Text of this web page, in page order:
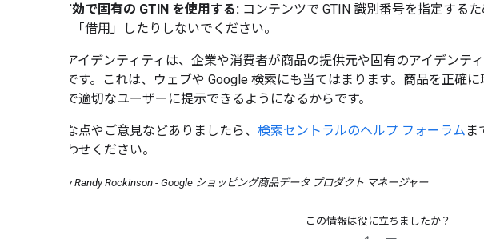
有効で固有の GTIN を使用する: コンテンツで GTIN 識別番号を指定する
ら「借用」したりしないでください。
商品のアイデンティティは、企業や消費者が商品の提供元や固有のアイデンテ
不可欠です。これは、ウェブや Google 検索にも当てはまります。商品を正確
ミングで適切なユーザーに提示できるようになるからです。
ご不明な点やご意見などありましたら、 検索セントラルのヘルプ フォーラム ま
問い合わせください。
Posted by Randy Rockinson - Google ショッピング商品データ プロダクト マネージャー
この情報は役に立ちましたか？